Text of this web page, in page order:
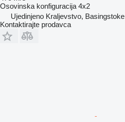
Osovinska konfiguracija 4x2
Ujedinjeno Kraljevstvo, Basingstoke
Kontaktirajte prodavca